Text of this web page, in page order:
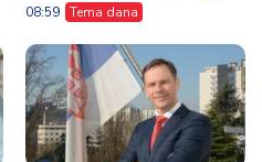
08:59 Tema dana